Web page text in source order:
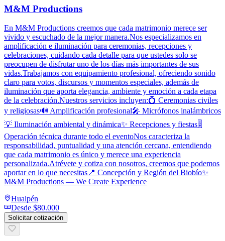
M&M Productions
En M&M Productions creemos que cada matrimonio merece ser
vivido y escuchado de la mejor manera.Nos especializamos en
amplificación e iluminación para ceremonias, recepciones y
celebraciones, cuidando cada detalle para que ustedes solo se
preocupen de disfrutar uno de los días más importantes de sus
vidas.Trabajamos con equipamiento profesional, ofreciendo sonido
claro para votos, discursos y momentos especiales, además de
iluminación que aporta elegancia, ambiente y emoción a cada etapa
de la celebración.Nuestros servicios incluyen:💍 Ceremonias civiles
y religiosas🔊 Amplificación profesional🎤 Micrófonos inalámbricos
💡 Iluminación ambiental y dinámica✨ Recepciones y fiestas🎚️
Operación técnica durante todo el eventoNos caracteriza la
responsabilidad, puntualidad y una atención cercana, entendiendo
que cada matrimonio es único y merece una experiencia
personalizada.Atrévete y cotiza con nosotros, creemos que podemos
aportar en lo que necesitas📍 Concepción y Región del Biobío✨
M&M Productions — We Create Experience
Hualpén
Desde $80.000
Solicitar cotización